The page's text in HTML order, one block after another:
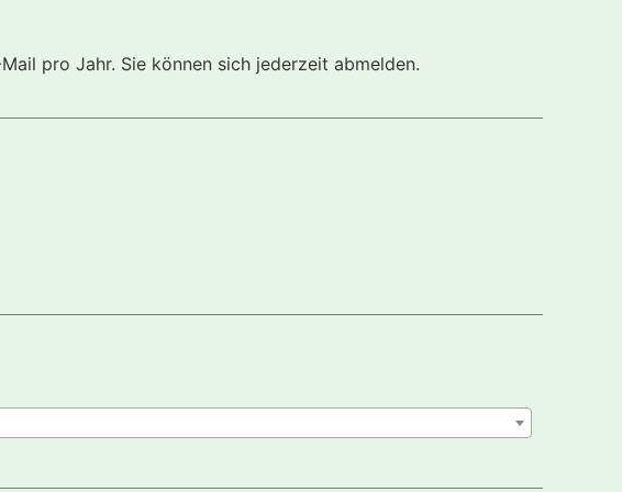
pro Jahr. Sie können sich jederzeit abmelden.